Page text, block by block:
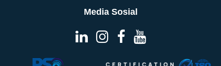
Media Sosial